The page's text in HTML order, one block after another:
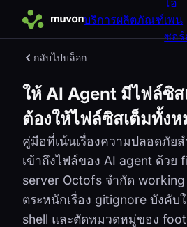
บริการผลิตภัณฑ์เพน
ซอ
กลับไปบล็อก
ให้ AI Agent มีไฟล์ซิส
ต้องให้ไฟล์ซิสเต็มทั้ง
คู่มือที่เน้นเรื่องความปลอดภัย
เข้าถึงไฟล์ของ AI agent ด้วย
server Octofs จำกัด
ตระหนักเรื่อง gitignore บังคั
shell และตัดหมวดหมู่ของ